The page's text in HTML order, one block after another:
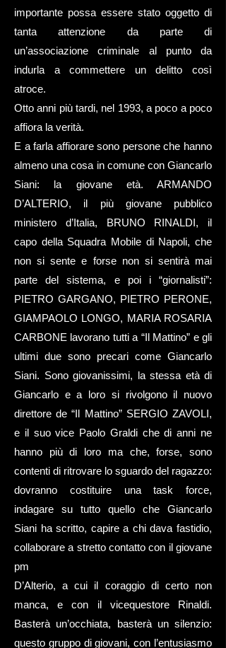
importante possa essere stato oggetto di
tanta attenzione da parte di
un’associazione criminale al punto da
indurla a commettere un delitto così
atroce.
Otto anni più tardi, nel 1993, a poco a poco
affiora la verità.
E a farla affiorare sono persone che hanno
almeno una cosa in comune con Giancarlo
Siani: la giovane età. ARMANDO
D’ALTERIO, il più giovane pubblico
ministero d’Italia, BRUNO RINALDI, il
capo della Squadra Mobile di Napoli, che
non si sente e forse non si sentirà mai
parte del sistema, e poi i “giornalisti”:
PIETRO GARGANO, PIETRO PERONE,
GIAMPAOLO LONGO, MARIA ROSARIA
CARBONE lavorano tutti a “Il Mattino” e gli
ultimi due sono precari come Giancarlo
Siani. Sono giovanissimi, la stessa età di
Giancarlo e a loro si rivolgono il nuovo
direttore de “Il Mattino” SERGIO ZAVOLI,
e il suo vice Paolo Graldi che di anni ne
hanno più di loro ma che, forse, sono
contenti di ritrovare lo sguardo del ragazzo:
dovranno costituire una task force,
indagare su tutto quello che Giancarlo
Siani ha scritto, capire a chi dava fastidio,
collaborare a stretto contatto con il giovane
pm
D’Alterio, a cui il coraggio di certo non
manca, e con il vicequestore Rinaldi.
Basterà un’occhiata, basterà un silenzio:
questo gruppo di giovani, con l’entusiasmo